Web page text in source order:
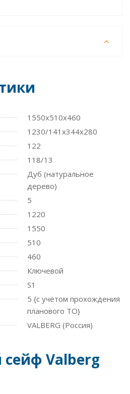
1550x510x460
1230/141х344х280
122
118/13
Дуб (натуральное
дерево)
5
1220
1550
510
460
Ключевой
S1
5 {с учётом прохождения
планового ТО}
VALBERG (Россия)
Valberg